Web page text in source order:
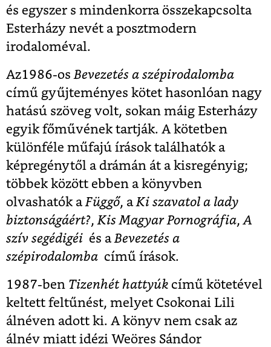
és egyszer s mindenkorra összekapcsolta
Esterházy nevét a posztmodern
irodaloméval.
Az1986-osBevezetés a szépirodalomba
című gyűjteményes kötet hasonlóan nagy
hatású szöveg volt, sokan máig Esterházy
egyik főművének tartják. A kötetben
különféle műfajú írások találhatók a
képregénytől a drámán át a kisregényig;
többek között ebben a könyvben
olvashatók aFüggő, aKi szavatol a lady
biztonságáért?,Kis Magyar Pornográfia,A
szív segédigéi és aBevezetés a
szépirodalomba című írások.
1987-ben Tizenhét hattyúk című kötetével
keltett feltűnést, melyet Csokonai Lili
álnéven adott ki. A könyv nem csak az
álnév miatt idézi Weöres Sándor